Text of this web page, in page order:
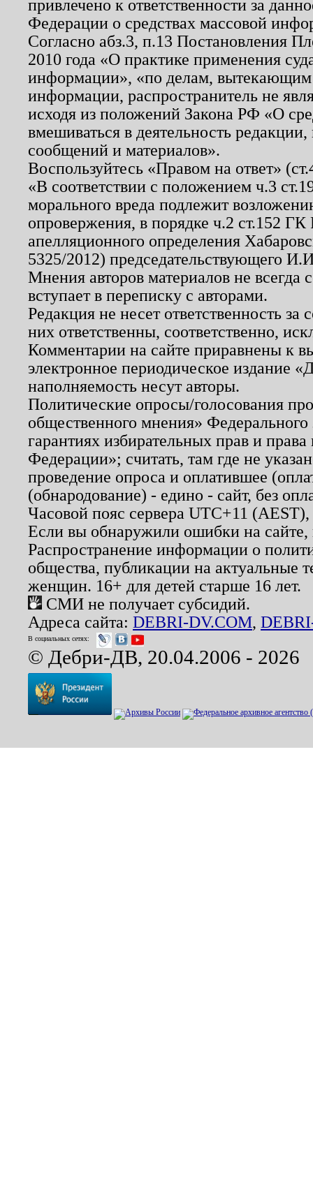
привлечено к ответственности за
Федерации о средствах массовой
Согласно абз.3, п.13 Постановления
2010 года «О практике применения
информации», «по делам, вытекающим
информации, распространитель не
исходя из положений Закона РФ «О
вмешиваться в деятельность
сообщений и материалов».
Воспользуйтесь «Правом на ответ»
«В соответствии с положением ч.3
морального вреда подлежит
опровержения, в порядке ч.2 ст.152
апелляционного определения
5325/2012) председательствующего
Мнения авторов материалов не
вступает в переписку с авторами.
Редакция не несет ответственность
них ответственны, соответственно,
Комментарии на сайте приравнены к
электронное периодическое издание
наполняемость несут авторы.
Политические опросы/голосования
общественного мнения»
гарантиях избирательных прав и
Федерации»; считать, там где не
проведение опроса и оплатившее
(обнародование) - едино - сайт, без
Часовой пояс сервера UTC+11
Если вы обнаружили ошибки на
Распространение информации о
общества, публикации на актуальные
женщин. 16+ для детей старше 16 лет.
СМИ не получает субсидий.
Адреса сайта: DEBRI-DV.COM,
В социальных сетях:
© Дебри-ДВ, 20.04.2006 - 2026